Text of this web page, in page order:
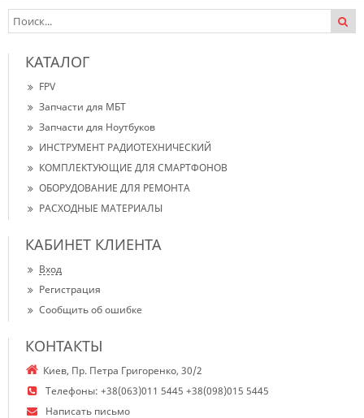
КАТАЛОГ
FPV
Запчасти для МБТ
Запчасти для Ноутбуков
ИНСТРУМЕНТ РАДИОТЕХНИЧЕСКИЙ
КОМПЛЕКТУЮЩИЕ ДЛЯ СМАРТФОНОВ
ОБОРУДОВАНИЕ ДЛЯ РЕМОНТА
РАСХОДНЫЕ МАТЕРИАЛЫ
КАБИНЕТ КЛИЕНТА
Вход
Регистрация
Сообщить об ошибке
КОНТАКТЫ
Киев, Пр. Петра Григоренко, 30/2
Телефоны: +38(063)011 5445 +38(098)015 5445
Написать письмо